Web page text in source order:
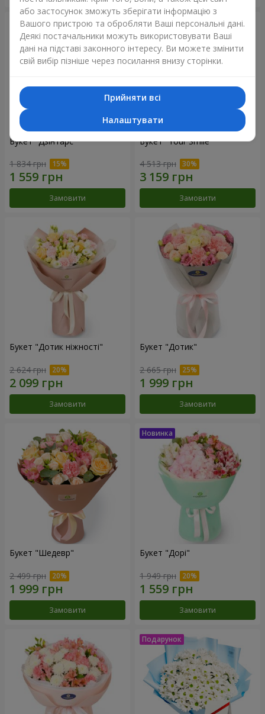
Букет "Дзінтарс"
1 834 грн
Замовити
Букет "Your Smile"
4 513 грн
Замовити
Букет "Дотик ніжності"
2 624 грн
Замовити
Букет "Дотик"
2 665 грн
Замовити
Букет "Шедевр"
2 499 грн
Замовити
Букет "Дорі"
1 949 грн
Замовити
або застосунок зможуть зберігати інформацію з
Вашого пристрою та обробляти Ваші персональні дані.
Деякі постачальники можуть використовувати Ваші
дані на підставі законного інтересу. Ви можете змінити
свій вибір пізніше через посилання внизу сторінки.
Прийняти всі
Налаштувати